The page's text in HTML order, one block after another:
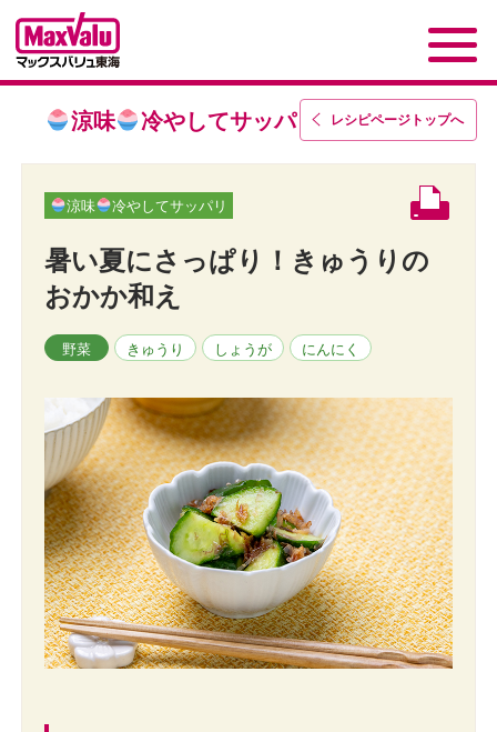
レシピページトップへ
涼味 冷やしてサッパリ
涼味 冷やしてサッパリ
暑い夏にさっぱり！きゅうりの
おかか和え
野菜 きゅうり しょうが にんにく